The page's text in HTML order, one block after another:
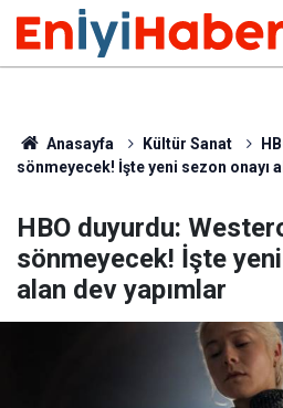
Anasayfa Kültür Sanat
sönmeyecek! İşte yeni sezon onayı
HBO duyurdu:
sönmeyecek! İşte
alan dev yapımlar